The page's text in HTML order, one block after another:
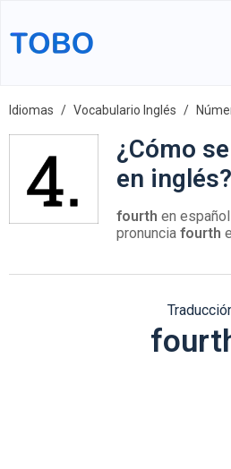
Idiomas Vocabulario Inglés
¿Cómo
en inglés?
fourth en
pronuncia fourth